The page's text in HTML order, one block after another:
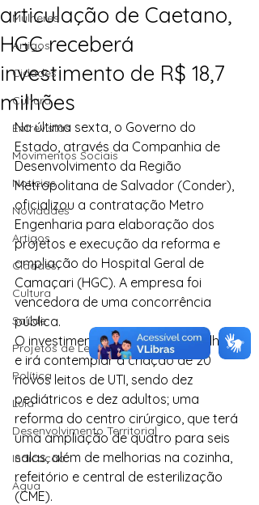
Mulheres
Artigos
Cidades
Cultura
Entrevistas
Movimentos Sociais
Notícias
Novidades
Artigos
Cidades
Cultura
Saúde
Projetos de Lei
Política
Lula
Desenvolvimento Territorial
Indicação
Água
articulação de Caetano,
HGC receberá
investimento de R$ 18,7
milhões
Na última sexta, o Governo do
Estado, através da Companhia de
Desenvolvimento da Região
Metropolitana de Salvador (Conder),
oficializou a contratação Metro
Engenharia para elaboração dos
projetos e execução da reforma e
ampliação do Hospital Geral de
Camaçari (HGC). A empresa foi
vencedora de uma concorrência
pública.
O investimento será de R$18,7 milhões
e irá contemplar a criação de 20
novos leitos de UTI, sendo dez
pediátricos e dez adultos; uma
reforma do centro cirúrgico, que terá
uma ampliação de quatro para seis
salas, além de melhorias na cozinha,
refeitório e central de esterilização
(CME).